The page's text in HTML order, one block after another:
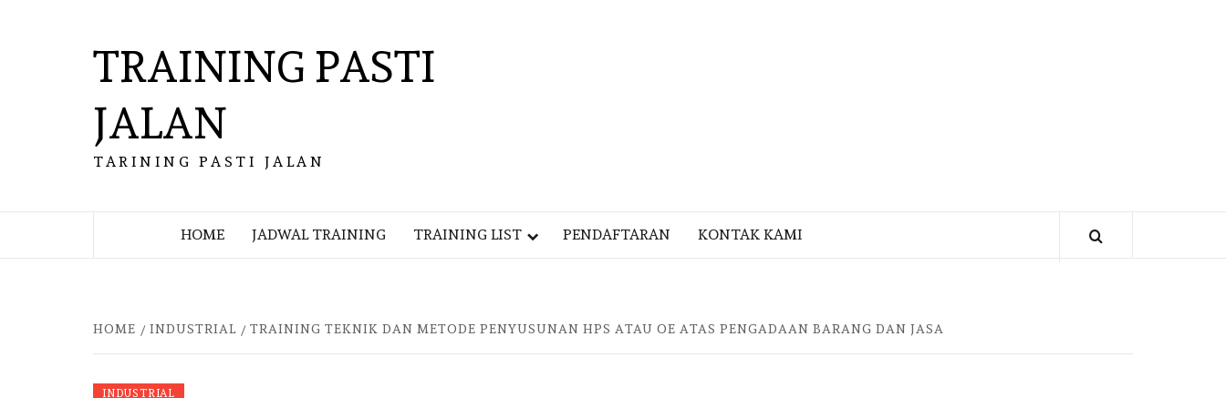
TRAINING PASTI
JALAN
TARINING PASTI JALAN
HOME JADWAL TRAINING TRAINING LIST PENDAFTARAN KONTAK KAMI
HOME INDUSTRIAL TRAINING TEKNIK DAN METODE PENYUSUNAN HPS ATAU OE ATAS PENGADAAN BARANG DAN JASA
INDUSTRIAL